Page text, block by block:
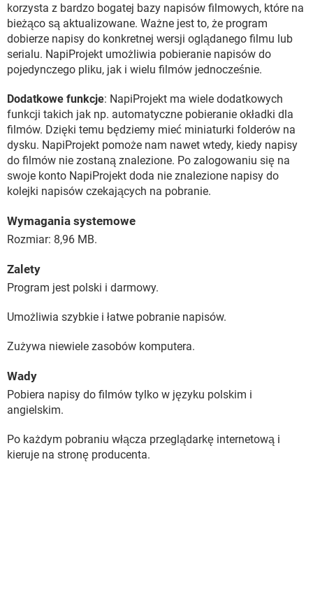
korzysta z bardzo bogatej bazy napisów filmowych, które na
bieżąco są aktualizowane. Ważne jest to, że program
dobierze napisy do konkretnej wersji oglądanego filmu lub
serialu. NapiProjekt umożliwia pobieranie napisów do
pojedynczego pliku, jak i wielu filmów jednocześnie.
Dodatkowe funkcje: NapiProjekt ma wiele dodatkowych
funkcji takich jak np. automatyczne pobieranie okładki dla
filmów. Dzięki temu będziemy mieć miniaturki folderów na
dysku. NapiProjekt pomoże nam nawet wtedy, kiedy napisy
do filmów nie zostaną znalezione. Po zalogowaniu się na
swoje konto NapiProjekt doda nie znalezione napisy do
kolejki napisów czekających na pobranie.
Wymagania systemowe
Rozmiar: 8,96 MB.
Zalety
Program jest polski i darmowy.
Umożliwia szybkie i łatwe pobranie napisów.
Zużywa niewiele zasobów komputera.
Wady
Pobiera napisy do filmów tylko w języku polskim i
angielskim.
Po każdym pobraniu włącza przeglądarkę internetową i
kieruje na stronę producenta.